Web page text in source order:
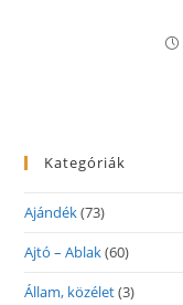
Kategóriák
Ajándék(73)
Ajtó – Ablak(60)
Állam, közélet(3)